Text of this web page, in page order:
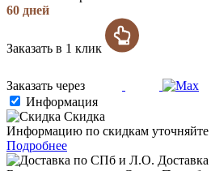
60 дней
Заказать в 1 клик
Заказать через
Информация
Скидка
Информацию по скидкам уточняйте
Подробнее